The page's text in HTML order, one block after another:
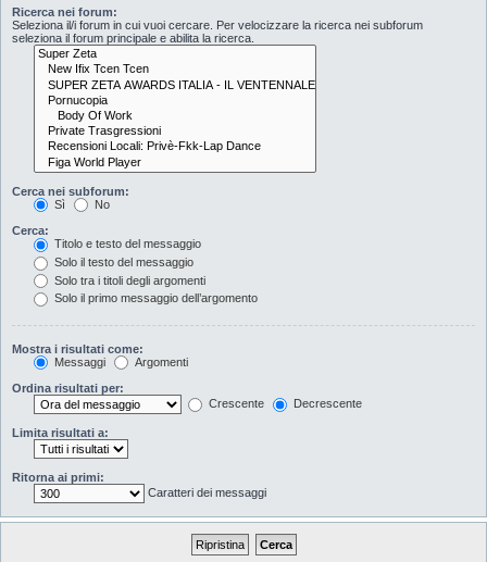
Ricerca nei forum:
Seleziona il/i forum in cui vuoi cercare. Per velocizzare la ricerca nei subforum
seleziona il forum principale e abilita la ricerca.
Cerca nei subforum:
Sì
No
Cerca:
Titolo e testo del messaggio
Solo il testo del messaggio
Solo tra i titoli degli argomenti
Solo il primo messaggio dell’argomento
Mostra i risultati come:
Messaggi
Argomenti
Ordina risultati per:
Crescente
Decrescente
Limita risultati a:
Ritorna ai primi:
Caratteri dei messaggi